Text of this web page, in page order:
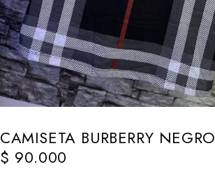
CAMISETA BURBERRY NEGRO
$ 90.000